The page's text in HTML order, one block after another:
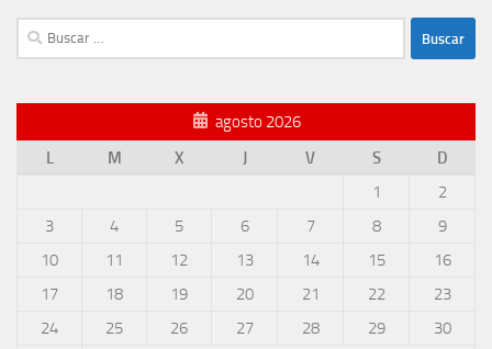
Buscar:
agosto 2026
L
M X J V S
D
1
2
3
4 5 6 7 8
9
10
11 12 13 14 15
16
17
18 19 20 21 22
23
24
25 26 27 28 29
30